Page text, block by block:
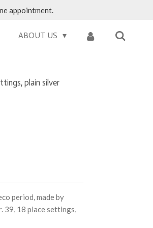
appointment.
ABOUT US
plain silver
period, made by
39, 18 place settings,